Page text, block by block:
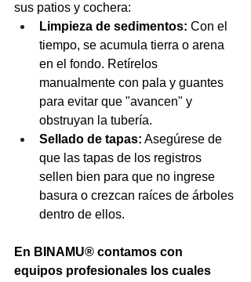
sus patios y cochera:
Limpieza de sedimentos: Con el
tiempo, se acumula tierra o arena
en el fondo. Retírelos
manualmente con pala y guantes
para evitar que "avancen" y
obstruyan la tubería.
Sellado de tapas: Asegúrese de
que las tapas de los registros
sellen bien para que no ingrese
basura o crezcan raíces de árboles
dentro de ellos.
En BINAMU® contamos con
equipos profesionales los cuales